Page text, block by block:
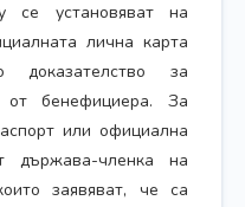
се установяват на
лична карта
доказателство за
от бенефициера. За
или официална
държава-членка на
заявяват, че са